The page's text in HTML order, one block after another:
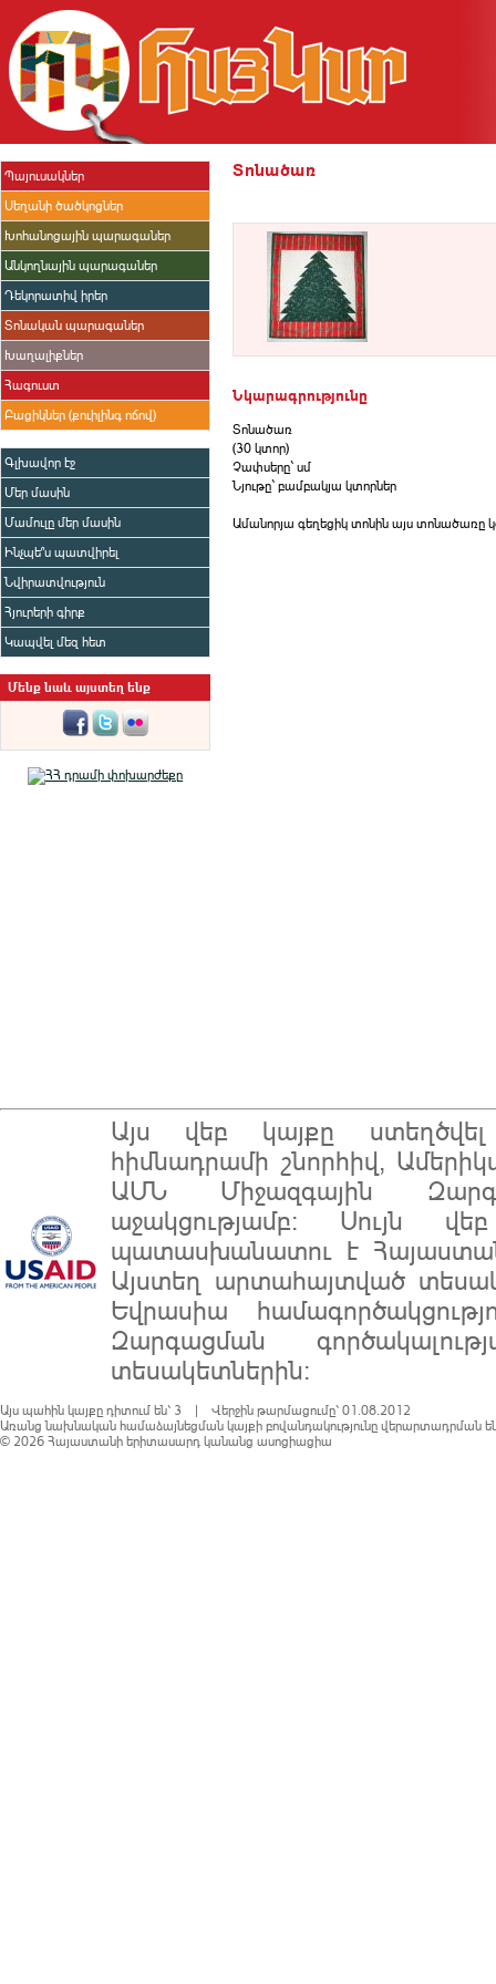
Տոնածառ
Նկարագրությունը
Տոնածառ
(30 կտոր)
Չափսերը` սմ
Նյութը` բամբակյա կտորներ
Ամանորյա գեղեցիկ տոնին այս տոնածառը
Պայուսակներ
Սեղանի ծածկոցներ
Խոհանոցային պարագաներ
Անկողնային պարագաներ
Դեկորատիվ իրեր
Տոնական պարագաներ
Խաղալիքներ
Հագուստ
Բացիկներ (քուիլինգ ոճով)
Գլխավոր էջ
Մեր մասին
Մամուլը մեր մասին
Ինչպե՞ս պատվիրել
Նվիրատվություն
Հյուրերի գիրք
Կապվել մեզ հետ
Մենք նաև այստեղ ենք
Այս վեբ կայքը
հիմնադրամի շնորհիվ,
ԱՄՆ Միջազգային
աջակցությամբ: Սույն
պատասխանատու է
Այստեղ արտահայտված
Եվրասիա
Զարգացման
տեսակետներին:
Այս պահին կայքը դիտում են՝ 3 | Վերջին թարմացումը՝ 01.08.2012
Առանց նախնական համաձայնեցման կայքի բովանդակությունը վերարտադրման
© 2026 Հայաստանի երիտասարդ կանանց ասոցիացիա